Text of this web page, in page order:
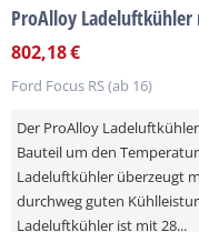
ProAlloy
802,18€
Ford Focus RS (ab 16)
Der ProAlloy
Bauteil um den
Ladeluftkühler überzeugt
durchweg guten
Ladeluftkühler ist mit 28...